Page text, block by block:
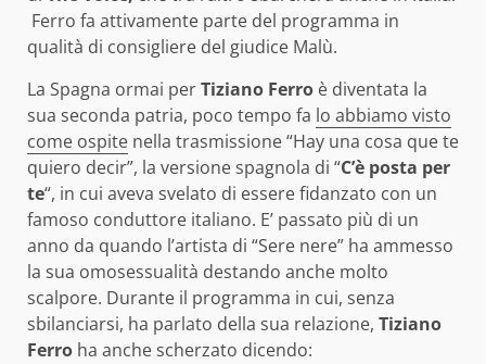
Ferro fa attivamente parte del programma in
qualità di consigliere del giudice Malù.
La Spagna ormai perTiziano Ferro è diventata la
sua seconda patria, poco tempo fa lo abbiamo visto
come ospite nella trasmissione “Hay una cosa que te
quiero decir”, la versione spagnola di “C’è posta per
te“, in cui aveva svelato di essere fidanzato con un
famoso conduttore italiano. E’ passato più di un
anno da quando l’artista di “Sere nere” ha ammesso
la sua omosessualità destando anche molto
scalpore. Durante il programma in cui, senza
sbilanciarsi, ha parlato della sua relazione, Tiziano
Ferro ha anche scherzato dicendo: